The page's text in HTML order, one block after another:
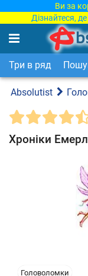
Ви за
Дізнайтеся,
Три в ряд
Absolutist
Хроніки
Головоломки